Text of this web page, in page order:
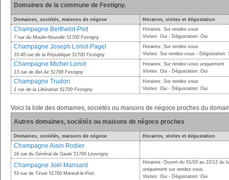
Domaines de la commune de Festigny.
Domaines, sociétés, maisons de négoce Horaires, visites et dégustation
Champagne Berthelot-Piot
7 rue du Moulin-Neuville 51700 Festigny
Horaires: Sur rendez-vous
Visites: Oui - Dégustation: Oui
Champagne Joseph Loriot-Pagel
33-40 rue de la République 51700 Festigny
Horaires: Sur rendez-vous
Visites: Sur rendez-vous - Dégustation:
Champagne Michel Loriot
13 rue de Bel Air 51700 Festigny
Horaires: Sur rendez-vous uniquement
Visites: Oui - Dégustation: Oui
Champagne Trudon
1 rue de la Libération 51700 Festigny
Horaires: Sur rendez-vous
Visites: Oui - Dégustation: Oui
Voici la liste des domaines, sociétés ou maisons de négoce proches du
Autres domaines, sociétés ou maisons de négoce proches
Domaines, sociétés, maisons de négoce Horaires, visites et dégustation
Champagne Alain Rodier
16 rue du Général de Gaule 51700 Leuvrigny
Champagne Joël Mansard
53 rue de Tirvet 51700 Mareuil-le-Port
Horaires: Ouvert du 01/03 au 22/12 du
uniquement sur rendez-vous.
Visites: Oui - Dégustation: Oui